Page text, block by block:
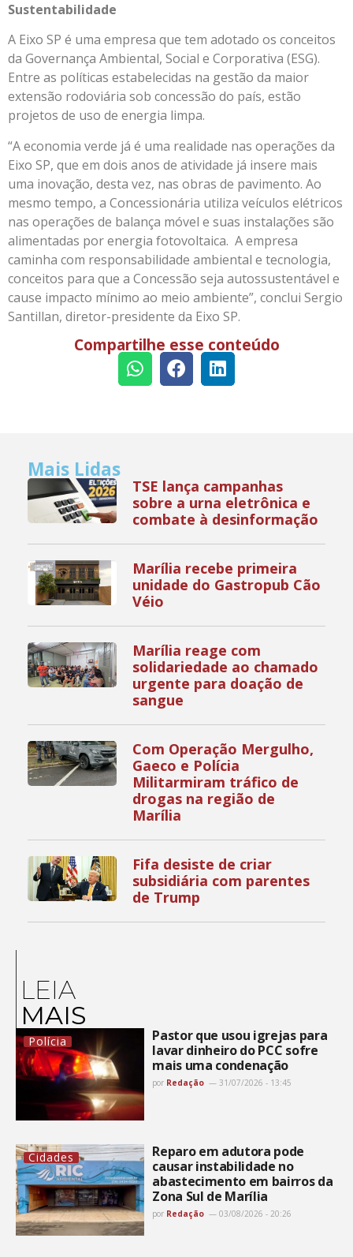
Sustentabilidade
A Eixo SP é uma empresa que tem adotado os conceitos
da Governança Ambiental, Social e Corporativa (ESG).
Entre as políticas estabelecidas na gestão da maior
extensão rodoviária sob concessão do país, estão
projetos de uso de energia limpa.
“A economia verde já é uma realidade nas operações da
Eixo SP, que em dois anos de atividade já insere mais
uma inovação, desta vez, nas obras de pavimento. Ao
mesmo tempo, a Concessionária utiliza veículos elétricos
nas operações de balança móvel e suas instalações são
alimentadas por energia fotovoltaica. A empresa
caminha com responsabilidade ambiental e tecnologia,
conceitos para que a Concessão seja autossustentável e
cause impacto mínimo ao meio ambiente”, conclui Sergio
Santillan, diretor-presidente da Eixo SP.
Compartilhe esse conteúdo
Mais Lidas
TSE lança campanhas
sobre a urna eletrônica e
combate à desinformação
Marília recebe primeira
unidade do Gastropub Cão
Véio
Marília reage com
solidariedade ao chamado
urgente para doação de
sangue
Com Operação Mergulho,
Gaeco e Polícia
Militarmiram tráfico de
drogas na região de
Marília
Fifa desiste de criar
subsidiária com parentes
de Trump
LEIA
MAIS
Polícia
Pastor que usou igrejas para
lavar dinheiro do PCC sofre
mais uma condenação
por Redação 31/07/2026 - 13:45
Cidades
Reparo em adutora pode
causar instabilidade no
abastecimento em bairros da
Zona Sul de Marília
por Redação 03/08/2026 - 20:26